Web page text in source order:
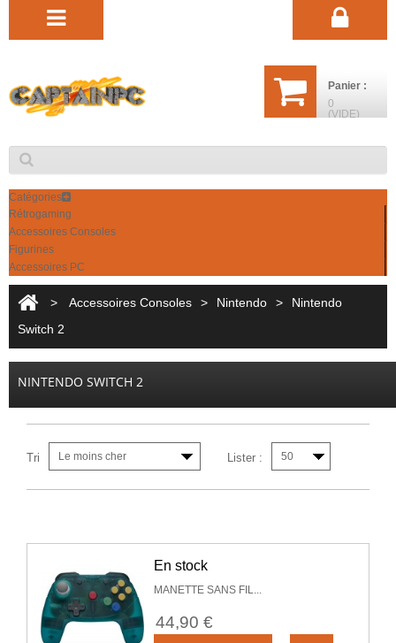
Panier :
0
(VIDE)
Catégories
Rétrogaming
Accessoires Consoles
Figurines
Accessoires PC
> Accessoires Consoles > Nintendo >
Nintendo
Switch 2
NINTENDO SWITCH 2
Tri Le moins cher Lister : 50
En stock
MANETTE SANS FIL...
44,90 €